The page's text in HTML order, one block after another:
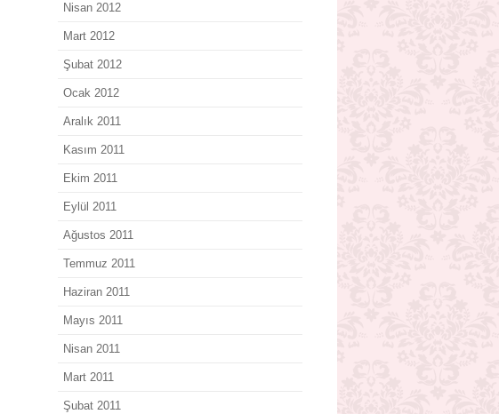
Nisan 2012
Mart 2012
Şubat 2012
Ocak 2012
Aralık 2011
Kasım 2011
Ekim 2011
Eylül 2011
Ağustos 2011
Temmuz 2011
Haziran 2011
Mayıs 2011
Nisan 2011
Mart 2011
Şubat 2011